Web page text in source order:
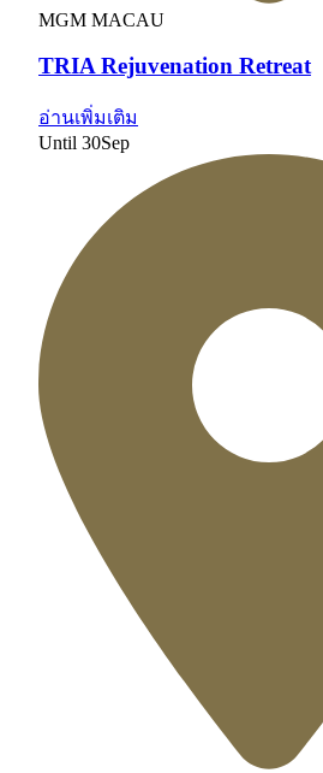
MGM MACAU
TRIA Rejuvenation Retreat
อ่านเพิ่มเติม
Until 30Sep